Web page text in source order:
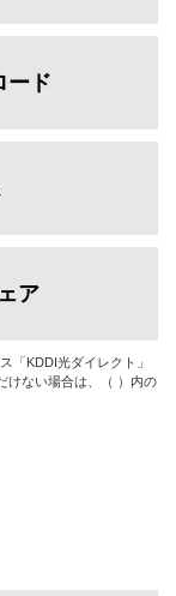
ード
ア
「KDDI光ダイレクト」
けない場合は、（ ）内の